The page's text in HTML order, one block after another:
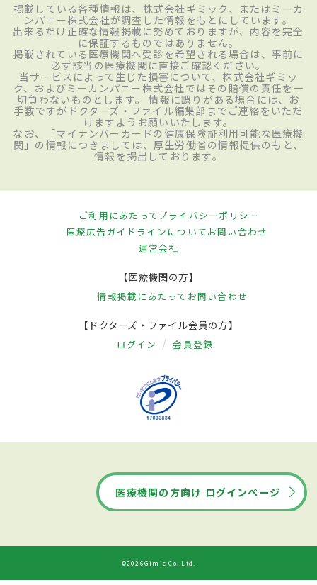
掲載している各種情報は、株式会社ギミック、またはミーカ
ンパニー株式会社が調査した情報をもとにしています。
出来るだけ正確な情報掲載に努めておりますが、内容を完全
に保証するものではありません。
掲載されている医療機関へ受診を希望される場合は、事前に
必ず該当の医療機関に直接ご確認ください。
当サービスによって生じた損害について、株式会社ギミッ
ク、およびミーカンパニー株式会社ではその賠償の責任を一
切負わないものとします。 情報に誤りがある場合には、お
手数ですがドクターズ・ファイル編集部までご連絡をいただ
けますようお願いいたします。
なお、「マイナンバーカードの健康保険証利用可能な医療機
関」の情報につきましては、厚生労働省の情報提供のもと、
情報を掲出しております。
ご利用にあたってプライバシーポリシー
医療広告ガイドラインについてお問い合わせ
運営会社
【医療機関の方】
情報掲載にあたって お問い合わせ
【ドクターズ・ファイル会員の方】
ログイン 会員登録
医療機関の方向け ログインページ
©2026Gimic Co.,Ltd.